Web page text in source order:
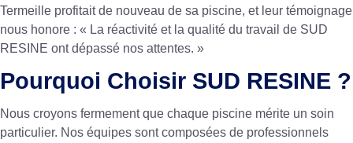
Termeille profitait de nouveau de sa piscine, et leur témoignage
nous honore : « La réactivité et la qualité du travail de SUD
RESINE ont dépassé nos attentes. »
Pourquoi Choisir SUD RESINE ?
Nous croyons fermement que chaque piscine mérite un soin
particulier. Nos équipes sont composées de professionnels